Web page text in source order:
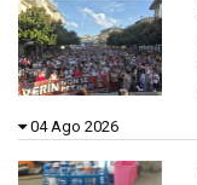
04 Ago 2026